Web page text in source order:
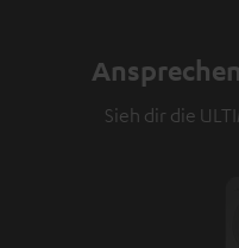
Sieh dir die